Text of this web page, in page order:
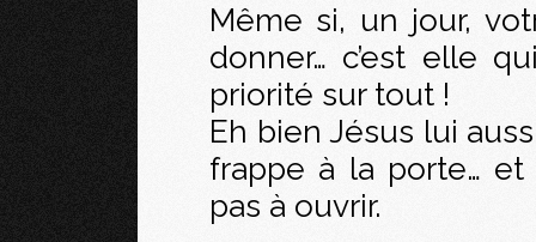
Même si, un jour,
donner… c’est elle
priorité sur tout !
Eh bien Jésus lui
frappe à la porte…
pas à ouvrir.